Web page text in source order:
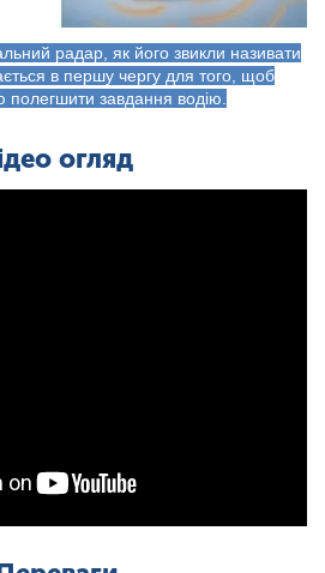
радар, як його звикли називати
в першу чергу для того, щоб
завдання водію.
огляд